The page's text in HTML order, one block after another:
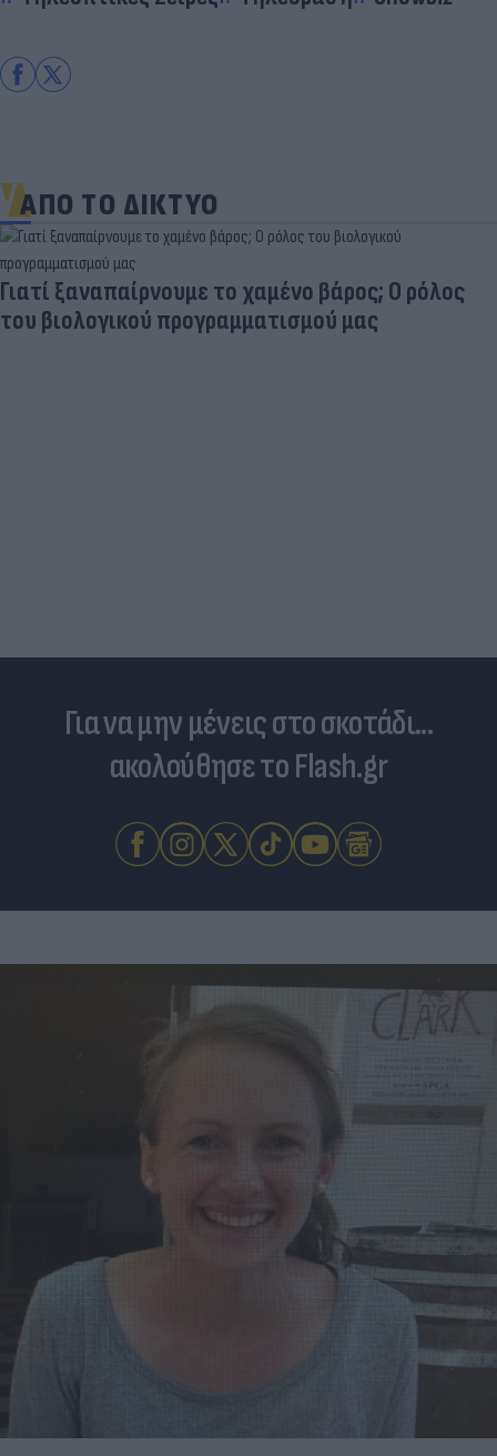
ΑΠΟ ΤΟ ΔΙΚΤΥΟ
Γιατί ξαναπαίρνουμε το χαμένο βάρος; Ο ρόλος
του βιολογικού προγραμματισμού μας
Για να μην μένεις στο σκοτάδι...
ακολούθησε το Flash.gr